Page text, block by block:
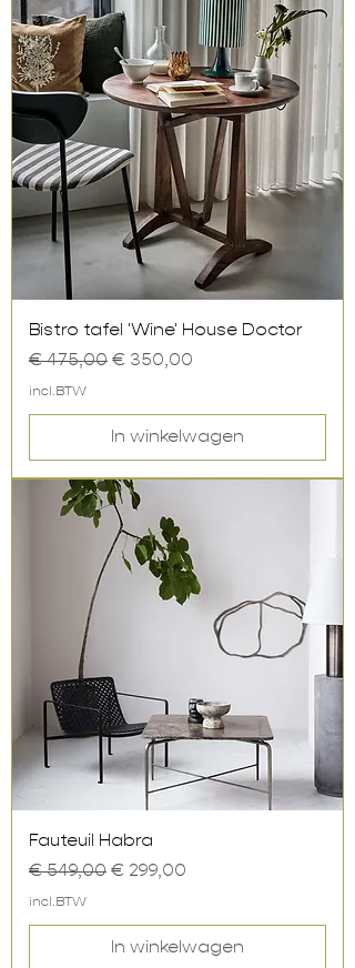
Bistro tafel 'Wine' House Doctor
Normale prijs
€ 475,00 Verkoopprijs
€ 350,00
incl.BTW
In winkelwagen
Fauteuil Habra
Normale prijs
€ 549,00 Verkoopprijs
€ 299,00
incl.BTW
In winkelwagen